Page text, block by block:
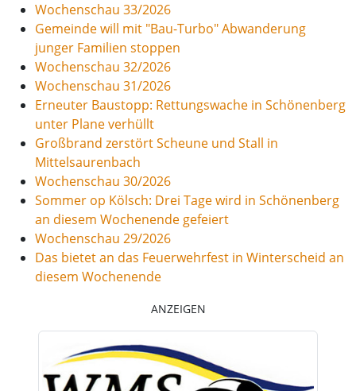
Wochenschau 33/2026
Gemeinde will mit "Bau-Turbo" Abwanderung
junger Familien stoppen
Wochenschau 32/2026
Wochenschau 31/2026
Erneuter Baustopp: Rettungswache in Schönenberg
unter Plane verhüllt
Großbrand zerstört Scheune und Stall in
Mittelsaurenbach
Wochenschau 30/2026
Sommer op Kölsch: Drei Tage wird in Schönenberg
an diesem Wochenende gefeiert
Wochenschau 29/2026
Das bietet an das Feuerwehrfest in Winterscheid an
diesem Wochenende
ANZEIGEN